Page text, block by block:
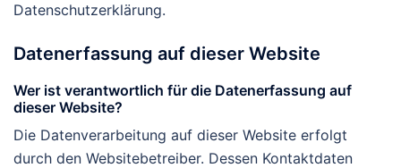
Datenschutzerklärung.
Datenerfassung auf dieser Website
Wer ist verantwortlich für die Datenerfassung auf
dieser Website?
Die Datenverarbeitung auf dieser Website erfolgt
durch den Websitebetreiber. Dessen Kontaktdaten